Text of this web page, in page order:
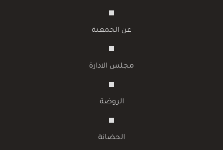
عن الجمعية
مجلس الادارة
الروضة
الحضانة